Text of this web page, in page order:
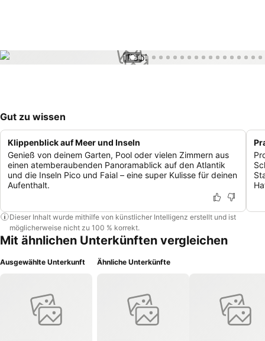
1 / 34
Gut zu wissen
Klippenblick auf Meer und Inseln
Genieß von deinem Garten, Pool oder vielen Zimmern aus
einen atemberaubenden Panoramablick auf den Atlantik
und die Inseln Pico und Faial – eine super Kulisse für deinen
Aufenthalt.
Dieser Inhalt wurde mithilfe von künstlicher Intelligenz erstellt und ist
möglicherweise nicht zu 100 % korrekt.
Mit ähnlichen Unterkünften vergleichen
Ausgewählte Unterkunft Ähnliche Unterkünfte